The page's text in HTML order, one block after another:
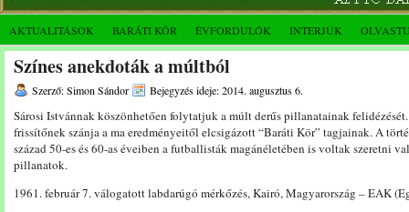
AKTUALITÁSOK BARÁTI KÖR ÉVFORDULÓK INTERJÚK
Színes anekdoták a múltból
Szerző: Simon Sándor Bejegyzés ideje: 2014. augusztus 6.
Sárosi Istvánnak köszönhetően folytatjuk a múlt derűs pillanatainak
frissítőnek szánja a ma eredményeitől elcsigázott “Baráti Kör” tagjainak. A
század 50-es és 60-as éveiben a futballisták magánéletében is voltak szeretni
pillanatok.
1961. február 7. válogatott labdarúgó mérkőzés, Kairó, Magyarország – EAK